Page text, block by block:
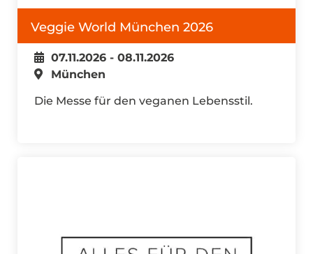
Veggie World München 2026
07.11.2026 - 08.11.2026
München
Die Messe für den veganen Lebensstil.